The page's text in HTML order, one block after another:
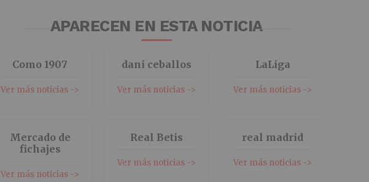
APARECEN EN ESTA NOTICIA
Como 1907
Ver más noticias ->
dani ceballos
Ver más noticias ->
LaLiga
Ver más noticias ->
Mercado de
fichajes
Ver más noticias ->
Real Betis
Ver más noticias ->
real madrid
Ver más noticias ->